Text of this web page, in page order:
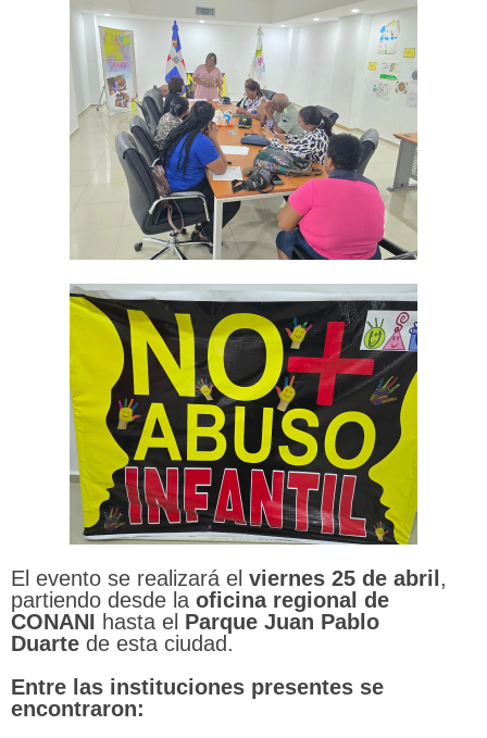
El evento se realizará el viernes 25 de abril ,
partiendo desde la oficina regional de
CONANI hasta el Parque Juan Pablo
Duarte de esta ciudad.
Entre las instituciones presentes se
encontraron: